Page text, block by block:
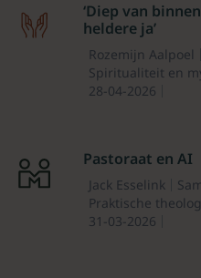
‘Diep van
heldere ja’
Rozemijn Aalpoel
Spiritualiteit en
28-04-2026
Pastoraat en AI
Jack Esselink
Praktische
31-03-2026